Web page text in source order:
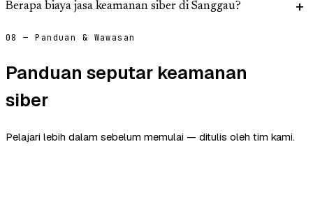
Berapa biaya jasa keamanan siber di Sanggau?
08 — Panduan & Wawasan
Panduan seputar keamanan
siber
Pelajari lebih dalam sebelum memulai — ditulis oleh tim kami.